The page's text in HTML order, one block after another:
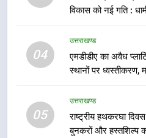
विकास को नई गति :
04
उत्तराखण्ड
एमडीडीए का अवैध
स्थानों पर ध्वस्तीकरण,
05
उत्तराखण्ड
राष्ट्रीय हथकरघा
बुनकरों और हस्तशिल्प
भर्ती
उत्तराखण्ड
दिल्ली-
12 किमी
निर्देश,
नहींः डीएम
1
खेल